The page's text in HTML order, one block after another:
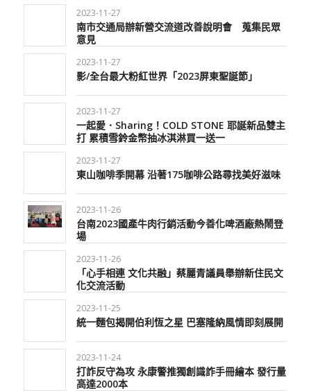
2023-11-27
南市交通局辦新營交流道改善說明會 蒐集民眾
意見
2023-11-27
影/全台最大粉紅世界「2023屏東聖誕節」
2023-11-27
一起愛．Sharing！COLD STONE 耶誕新品雙主
打 累積雪鈴金幣抽冰淇淋買一送一
2023-11-27
東山咖啡季開幕 沿著175咖啡公路尋找美好滋味
2023-11-26
台南2023國產牛肉行銷活動今善化啤酒廠熱鬧登
場
2023-11-26
「心手相連 文化共融」蔡麗青議員舉辦新住民文
化交流活動
2023-11-25
統一麵包揭開伯利恆之星 巴塞隆納風情即刻展開
2023-11-24
打詐反守為攻 永康警推獨創識詐手冊繪本 發行量
高達2000本